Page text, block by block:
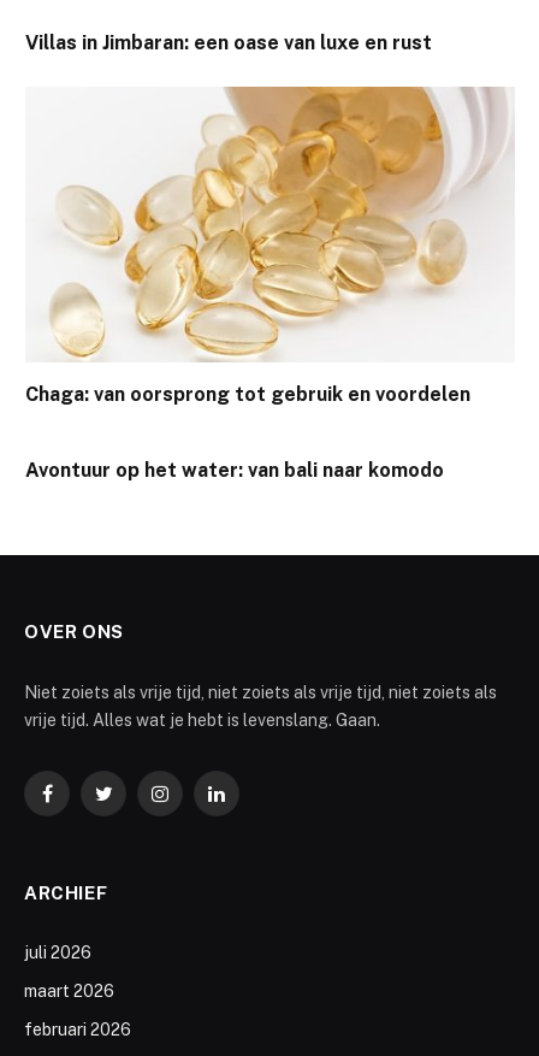
Villas in Jimbaran: een oase van luxe en rust
Chaga: van oorsprong tot gebruik en voordelen
Avontuur op het water: van bali naar komodo
OVER ONS
Niet zoiets als vrije tijd, niet zoiets als vrije tijd, niet zoiets als
vrije tijd. Alles wat je hebt is levenslang. Gaan.
FacebookTwitterInstagramLinkedIn
ARCHIEF
juli 2026
maart 2026
februari 2026